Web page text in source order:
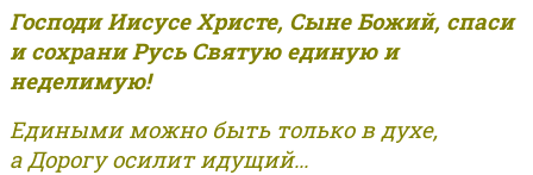
Господи Иисусе Христе, Сыне Божий, спаси
и сохрани Русь Святую единую и
неделимую!
Едиными можно быть только в духе,
а Дорогу осилит идущий...